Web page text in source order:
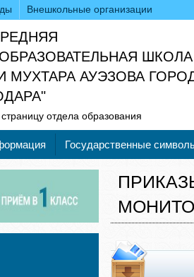
Внешкольные организации
ШКОЛА
МУХТАРА АУЭЗОВА
отдела образования
Государственные